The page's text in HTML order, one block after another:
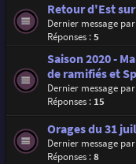
Retour d'Est
Dernier message par
Réponses :5
Saison 2020 -
de ramifiés et
Dernier message par
Réponses : 15
Orages du 31
Dernier message par
Réponses :8